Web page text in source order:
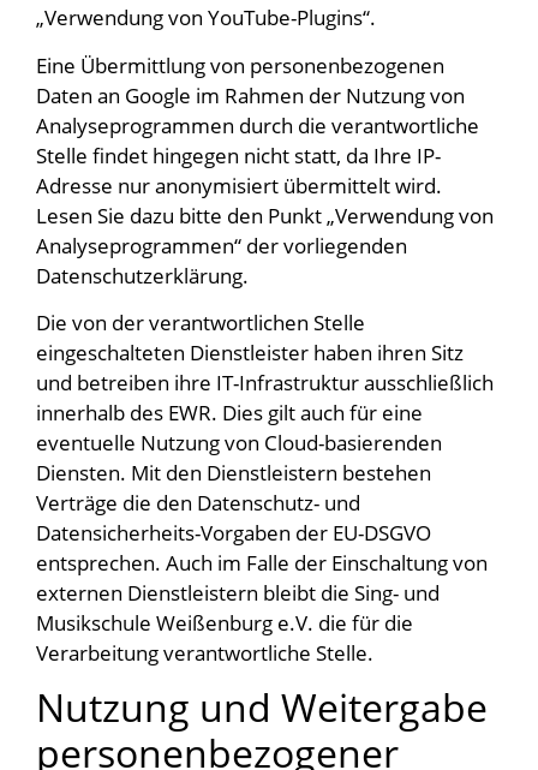
„Verwendung von YouTube-Plugins“.
Eine Übermittlung von personenbezogenen
Daten an Google im Rahmen der Nutzung von
Analyseprogrammen durch die verantwortliche
Stelle findet hingegen nicht statt, da Ihre IP-
Adresse nur anonymisiert übermittelt wird.
Lesen Sie dazu bitte den Punkt „Verwendung von
Analyseprogrammen“ der vorliegenden
Datenschutzerklärung.
Die von der verantwortlichen Stelle
eingeschalteten Dienstleister haben ihren Sitz
und betreiben ihre IT-Infrastruktur ausschließlich
innerhalb des EWR. Dies gilt auch für eine
eventuelle Nutzung von Cloud-basierenden
Diensten. Mit den Dienstleistern bestehen
Verträge die den Datenschutz- und
Datensicherheits-Vorgaben der EU-DSGVO
entsprechen. Auch im Falle der Einschaltung von
externen Dienstleistern bleibt die Sing- und
Musikschule Weißenburg e.V. die für die
Verarbeitung verantwortliche Stelle.
Nutzung und Weitergabe
personenbezogener